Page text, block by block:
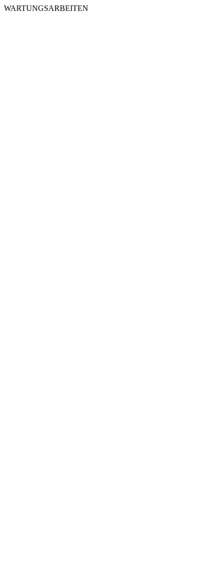
WARTUNGSARBEITEN